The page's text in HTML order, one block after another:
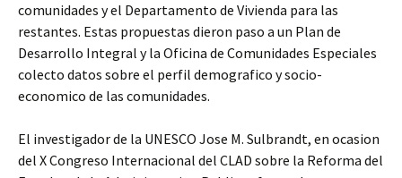
comunidades y el Departamento de Vivienda para las
restantes. Estas propuestas dieron paso a un Plan de
Desarrollo Integral y la Oficina de Comunidades Especiales
colecto datos sobre el perfil demografico y socio-
economico de las comunidades.
El investigador de la UNESCO Jose M. Sulbrandt, en ocasion
del X Congreso Internacional del CLAD sobre la Reforma del